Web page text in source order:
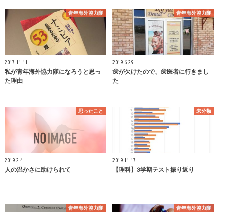
青年海外協力隊
2017.11.11
私が青年海外協力隊になろうと思っ
た理由
青年海外協力隊
2019.6.29
歯が欠けたので、歯医者に行きまし
た
思ったこと
2019.2.4
人の温かさに助けられて
未分類
2019.11.17
【理科】3学期テスト振り返り
青年海外協力隊 青年海外協力隊